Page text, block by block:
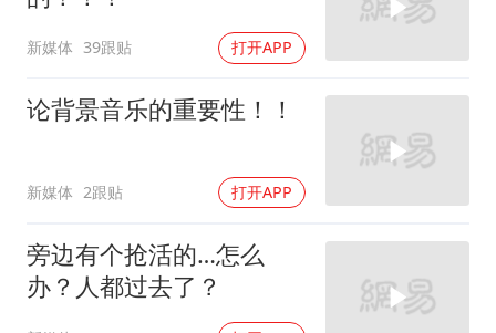
新媒体 39跟贴 打开APP
论背景音乐的重要性！！
新媒体 2跟贴 打开APP
旁边有个抢活的…怎么
办？人都过去了？